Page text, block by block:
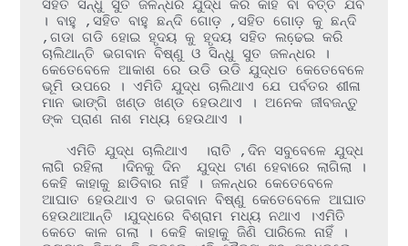
ସହିତ ସିନ୍ଧୁ ସୁତ ଜଳନ୍ଧର ଯୁଦ୍ଧ କରି କାହିଁ ବା ବର୍ତ୍ତି ଯିବ
। ବାହୁ ,ସହିତ ବାହୁ ଛନ୍ଦି ଗୋଡ଼ ,ସହିତ ଗୋଡ଼ କୁ ଛନ୍ଦି
,ଗଡା ଗଡି ହୋଇ ହୃଦୟ କୁ ହୃଦୟ ସହିତ ଲଢେ଼ଇ କରି
ଚାଲିଥାନ୍ତି ଭଗବାନ ବିଷ୍ଣୁ ଓ ସିନ୍ଧୁ ସୁତ ଜଳନ୍ଧର ।
କେତେବେଳେ ଆକାଶ ରେ ଉଡି ଉଡି ଯୁଦ୍ଧତ କେତେବେଳେ
ଭୂମି ଉପରେ । ଏମିତି ଯୁଦ୍ଧ ଚାଲିଥାଏ ଯେ ପର୍ବତର ଶୀଳା
ମାନ ଭାଙ୍ଗି ଖଣ୍ଡ ଖଣ୍ଡ ହେଉଥାଏ । ଅନେକ ଜୀବଜନ୍ତୁ
ଙ୍କ ପ୍ରାଣ ନାଶ ମଧ୍ୟ ହେଉଥାଏ ।
ଲାଗି ରହିଲା  ।ଦିନକୁ ଦିନ  ଯୁଦ୍ଧ ଟାଣ ହେବାରେ ଲାଗିଲା ।
କେହି କାହାକୁ ଛାଡିବାର ନାହିଁ । ଜଳନ୍ଧର କେତେବେଳେ
ଆଘାତ ହେଉଥାଏ ତ ଭଗବାନ ବିଷ୍ଣୁ କେତେବେଳେ ଆଘାତ
ହେଉଥାଆନ୍ତି ।ଯୁଦ୍ଧରେ ବିଶ୍ରାମ ମଧ୍ୟ ନଥାଏ ।ଏମିତି
କେତେ କାଳ ଗଲା । କେହି କାହାକୁ ଜିଣି ପାରିଲେ ନାହିଁ ।